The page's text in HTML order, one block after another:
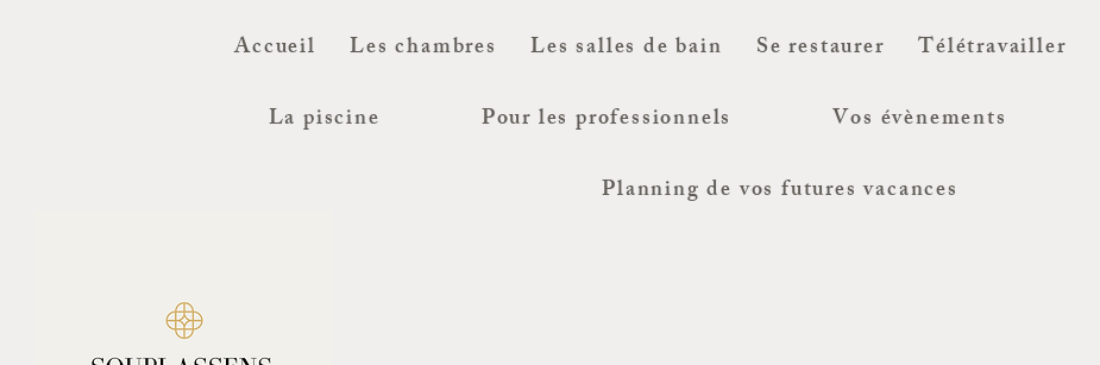
Accueil Les chambres Les salles de bain Se restaurer Télétravailler
La piscine
Pour les professionnels Vos évènements
Planning de vos futures vacances